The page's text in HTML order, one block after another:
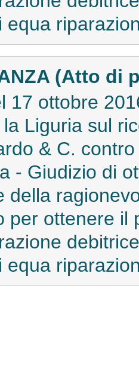
equa
(Atto di
17 ottobre
Liguria sul
& C.
- Giudizio di
della
per ottenere il
equa